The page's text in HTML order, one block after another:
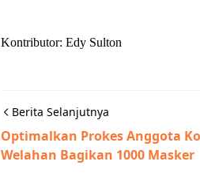
Kontributor: Edy Sulton
Berita Selanjutnya
Optimalkan Prokes Anggota
Welahan Bagikan 1000 Masker